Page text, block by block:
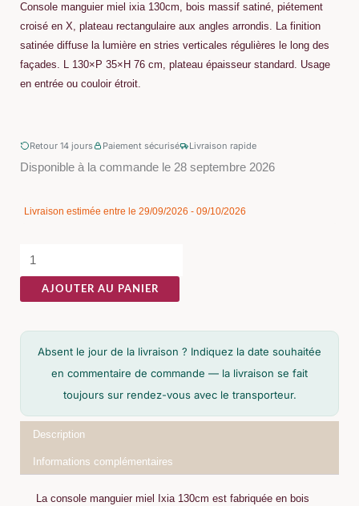
Console manguier miel ixia 130cm, bois massif satiné, piétement
croisé en X, plateau rectangulaire aux angles arrondis. La finition
satinée diffuse la lumière en stries verticales régulières le long des
façades. L 130×P 35×H 76 cm, plateau épaisseur standard. Usage
en entrée ou couloir étroit.
Retour 14 jours Paiement sécurisé Livraison rapide
Disponible à la commande le 28 septembre 2026
Livraison estimée entre le 29/09/2026 - 09/10/2026
quantité
Console
Ixia
130cm
AJOUTER AU PANIER
Absent le jour de la livraison ? Indiquez la date souhaitée
en commentaire de commande — la livraison se fait
toujours sur rendez-vous avec le transporteur.
Description
Informations complémentaires
La console manguier miel Ixia 130cm est fabriquée en bois